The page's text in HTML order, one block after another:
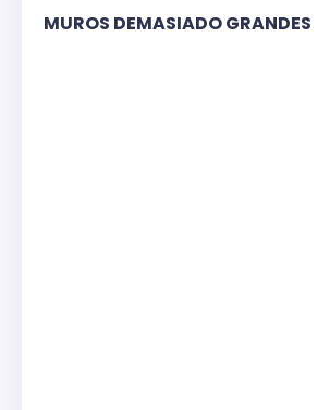
MUROS DEMASIADO GRANDES